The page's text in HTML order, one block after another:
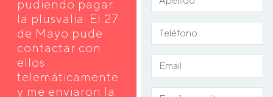
pudiendo pagar
la plusvalia. El 27
de Mayo pude
contactar con
ellos
telemáticamente
y me enviaron la